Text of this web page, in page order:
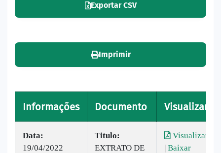
Exportar CSV
Imprimir
Informações Documento Visualizar
Data:
19/04/2022
Titulo:
EXTRATO DE
Visualizar
| Baixar